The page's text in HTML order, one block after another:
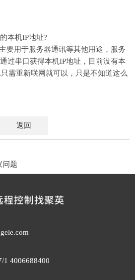
本机IP地址?
要用于服务器通讯等其他用途，服务
过串口获得本机IP地址，目前没有本
需重新联网就可以，只是不知道这么
返回
问题
1 4006688400